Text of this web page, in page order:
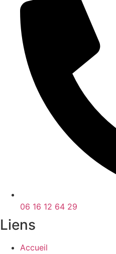
06 16 12 64 29
Liens
Accueil